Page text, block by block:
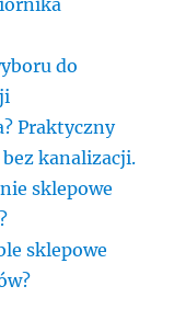
do
Praktyczny
kanalizacji.
sklepowe
sklepowe